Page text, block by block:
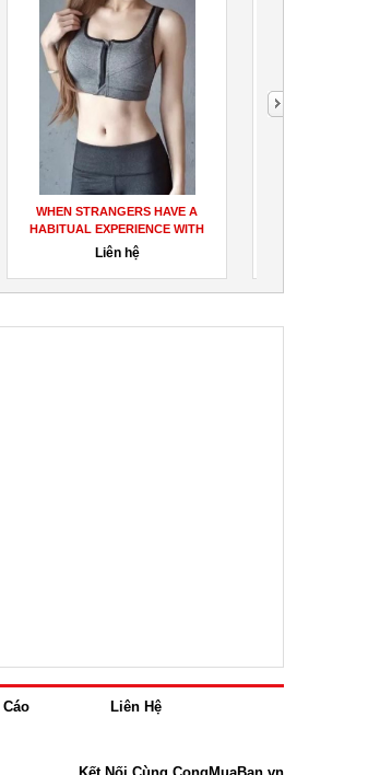
WHEN STRANGERS HAVE A
HABITUAL EXPERIENCE WITH
PROTETOX
Liên hệ
Liên Hệ